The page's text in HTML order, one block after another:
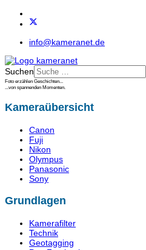
info@kameranet.de
Suchen
Foto erzählen Geschichten...
...von spannenden Momenten.
Kameraübersicht
Canon
Fuji
Nikon
Olympus
Panasonic
Sony
Grundlagen
Kamerafilter
Technik
Geotagging